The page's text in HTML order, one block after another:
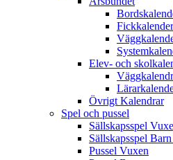
Fickkalender
Elev- och
Övrigt Kalendrar
Spel och pussel
Sällskapsspel
Sällskapsspel
Pussel Vuxen